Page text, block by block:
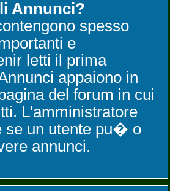
Annunci?
spesso
e
letti il prima
appaiono in
del forum in cui
L'amministratore
un utente pu� o
annunci.